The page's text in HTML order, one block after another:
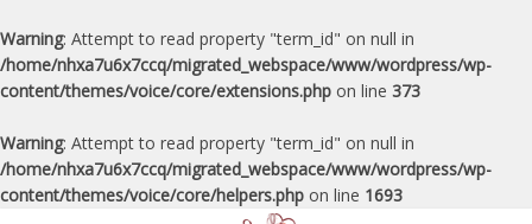
Warning: Attempt to read property "term_id" on null in
/home/nhxa7u6x7ccq/migrated_webspace/www/wordpress/wp-
content/themes/voice/core/extensions.php on line 373
Warning: Attempt to read property "term_id" on null in
/home/nhxa7u6x7ccq/migrated_webspace/www/wordpress/wp-
content/themes/voice/core/helpers.php on line 1693